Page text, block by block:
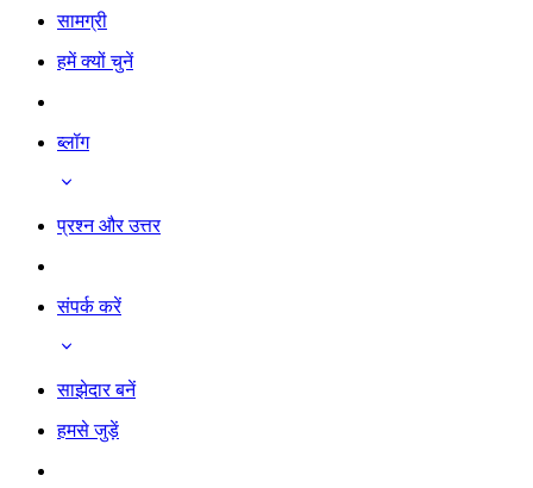
सामग्री
हमें क्यों चुनें
ब्लॉग
प्रश्न और उत्तर
संपर्क करें
साझेदार बनें
हमसे जुड़ें